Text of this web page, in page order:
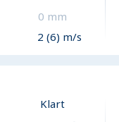
0 mm
2 (6) m/s
Klart